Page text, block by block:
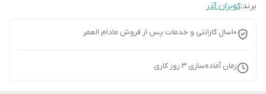
برند:کویران آذر
10سال گارانتی و خدمات پس از فروش مادام العمر
زمان آماده‌سازی 3 روز کاری